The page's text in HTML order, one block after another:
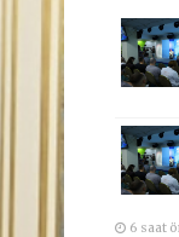
6 saat